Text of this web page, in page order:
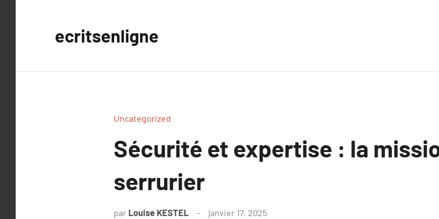
ecritsenligne
Uncategorized
Sécurité et expertise : la
serrurier
par Louise KESTEL janvier 17, 2025